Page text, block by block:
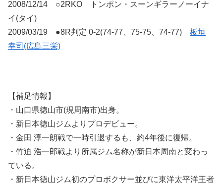
2008/12/14 ○2RKO トンポン・スーンギラーノーイナ
イ(タイ)
2009/03/19 ●8R判定 0-2(74-77、75-75、74-77) 板垣
幸司(広島三栄)
【補足情報】
・山口県徳山市(現周南市)出身。
・新日本徳山ジムよりプロデビュー。
・金田 淳一朗戦で一時引退するも、約4年後に復帰。
・竹迫 浩一郎戦より所属ジム名称が新日本周南と変わっ
ている。
・新日本徳山ジム初のプロボクサー並びに東洋太平洋王者